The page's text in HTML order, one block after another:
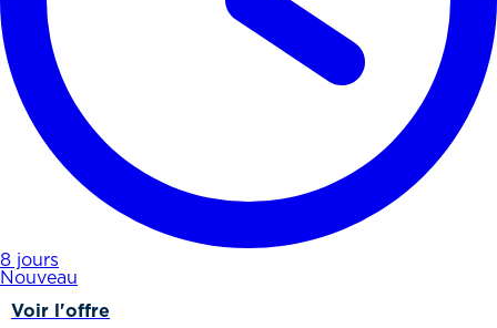
8 jours
Nouveau
Voir l'offre